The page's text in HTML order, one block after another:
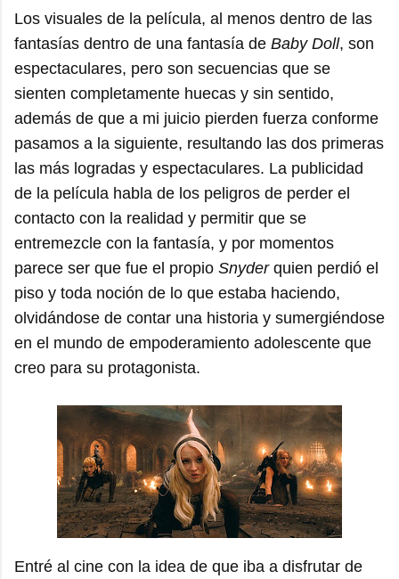
Los visuales de la película, al menos dentro de las
fantasías dentro de una fantasía de Baby Doll, son
espectaculares, pero son secuencias que se
sienten completamente huecas y sin sentido,
además de que a mi juicio pierden fuerza conforme
pasamos a la siguiente, resultando las dos primeras
las más logradas y espectaculares. La publicidad
de la película habla de los peligros de perder el
contacto con la realidad y permitir que se
entremezcle con la fantasía, y por momentos
parece ser que fue el propio Snyder quien perdió el
piso y toda noción de lo que estaba haciendo,
olvidándose de contar una historia y sumergiéndose
en el mundo de empoderamiento adolescente que
creo para su protagonista.
Entré al cine con la idea de que iba a disfrutar de